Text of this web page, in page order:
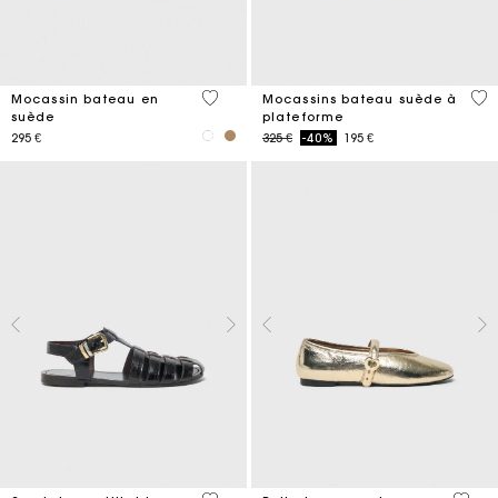
Mocassin bateau en
suède
295 €
5 out of 5 Customer Rating
Mocassins bateau suède à
plateforme
Price reduced from
325 €to-40% 195 €
5